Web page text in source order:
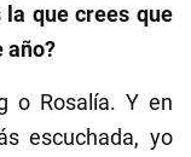
que crees que
año?
o Rosalía. Y en
escuchada, yo